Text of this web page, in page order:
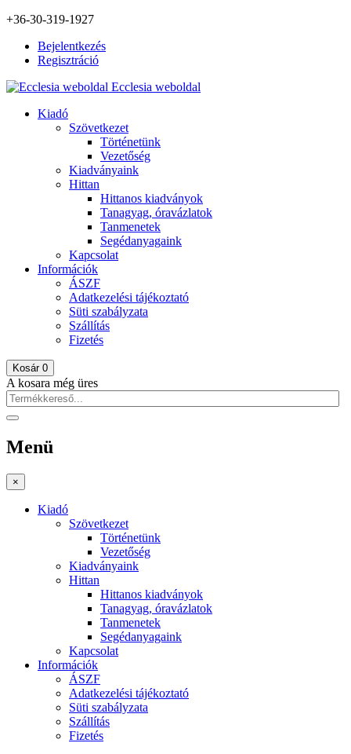
+36-30-319-1927
Bejelentkezés
Regisztráció
Ecclesia weboldal
Kiadó
Szövetkezet
Történetünk
Vezetőség
Kiadványaink
Hittan
Hittanos kiadványok
Tanagyag, óravázlatok
Tanmenetek
Segédanyagaink
Kapcsolat
Információk
ÁSZF
Adatkezelési tájékoztató
Süti szabályzata
Szállítás
Fizetés
Kosár 0
A kosara még üres
Menü
×
Kiadó
Szövetkezet
Történetünk
Vezetőség
Kiadványaink
Hittan
Hittanos kiadványok
Tanagyag, óravázlatok
Tanmenetek
Segédanyagaink
Kapcsolat
Információk
ÁSZF
Adatkezelési tájékoztató
Süti szabályzata
Szállítás
Fizetés